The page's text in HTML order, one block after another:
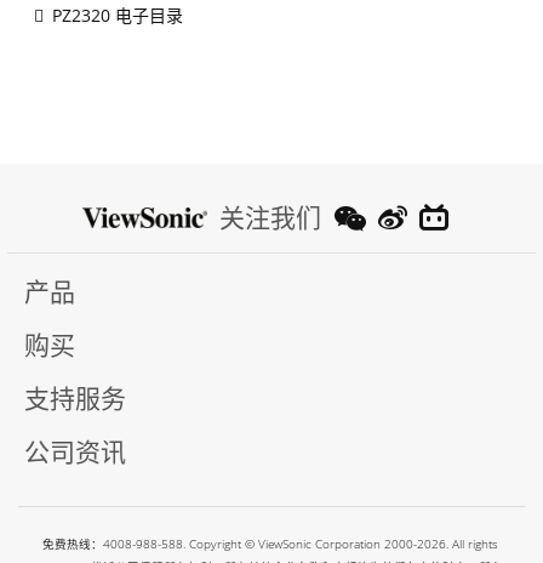
PZ2320 电子目录
关注我们
产品
购买
支持服务
公司资讯
免费热线：4008-988-588. Copyright © ViewSonic Corporation 2000-2026. All rights